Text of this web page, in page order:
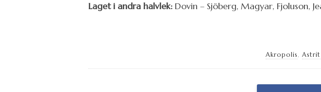
Laget i andra halvlek: Dovin – Sjöberg, Magyar, Fjoluson,
Akropolis, Astrit